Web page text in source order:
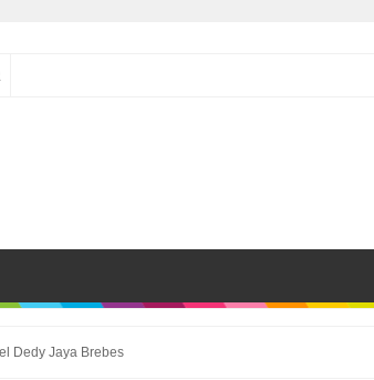
Dedy Jaya Brebes